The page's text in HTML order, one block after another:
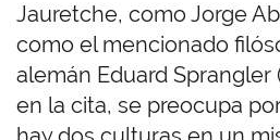
Jauretche, como Jorge
como el mencionado
alemán Eduard Sprangler
en la cita, se preocupa